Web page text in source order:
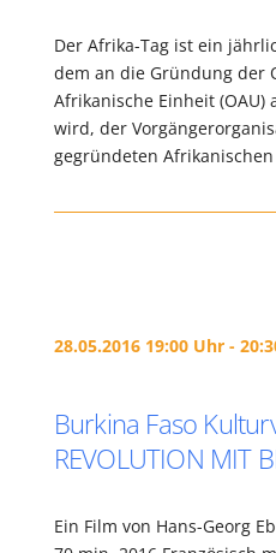
Der Afrika-Tag ist ein
dem an die Gründung der
Afrikanische Einheit
wird, der
gegründeten
28.05.2016 19:00 Uhr -
Burkina Faso
REVOLUTION MIT
Ein Film von Hans-Georg